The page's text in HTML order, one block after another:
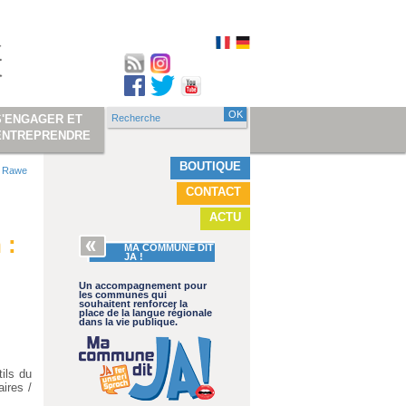
BOUTIQUE
CONTACT
ACTU
MA COMMUNE DIT
JA !
Un accompagnement pour
les communes qui
souhaitent renforcer la
place de la langue régionale
dans la vie publique.
Rawe
:
du
/
ET
Formulaire de
Recherche